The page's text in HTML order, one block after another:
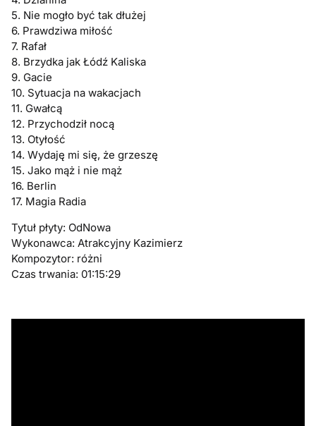
5. Nie mogło być tak dłużej
6. Prawdziwa miłość
7. Rafał
8. Brzydka jak Łódź Kaliska
9. Gacie
10. Sytuacja na wakacjach
11. Gwałcą
12. Przychodził nocą
13. Otyłość
14. Wydaję mi się, że grzeszę
15. Jako mąż i nie mąż
16. Berlin
17. Magia Radia
Tytuł płyty: OdNowa
Wykonawca: Atrakcyjny Kazimierz
Kompozytor: różni
Czas trwania: 01:15:29